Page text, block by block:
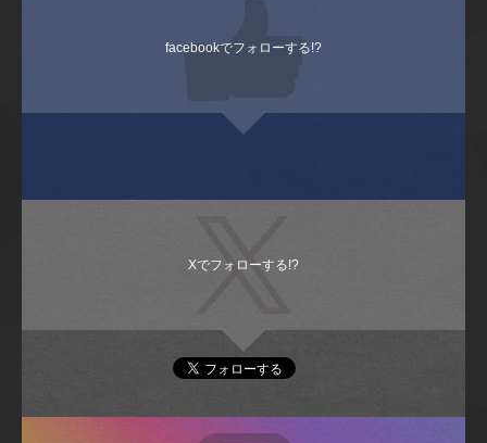
facebookでフォローする!?
Xでフォローする!?